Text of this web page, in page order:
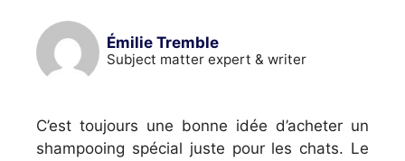
Émilie Tremble
Subject matter expert & writer
C’est toujours une bonne idée d’acheter un
shampooing spécial juste pour les chats. Le